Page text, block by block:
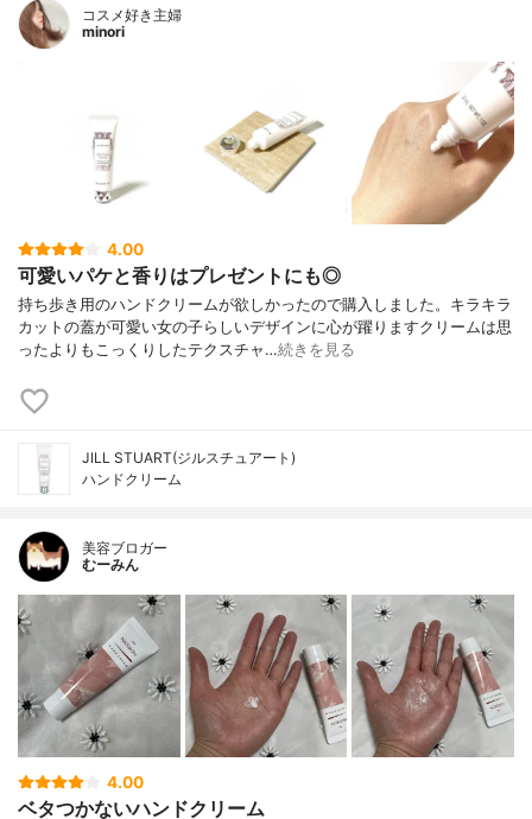
コスメ好き主婦
minori
4.00
可愛いパケと香りはプレゼントにも◎
持ち歩き用のハンドクリームが欲しかったので購入しました。キラキラ
カットの蓋が可愛い女の子らしいデザインに心が躍りますクリームは思
ったよりもこっくりしたテクスチャ…続きを見る
JILL STUART(ジルスチュアート)
ハンドクリーム
美容ブロガー
むーみん
4.00
ベタつかないハンドクリーム